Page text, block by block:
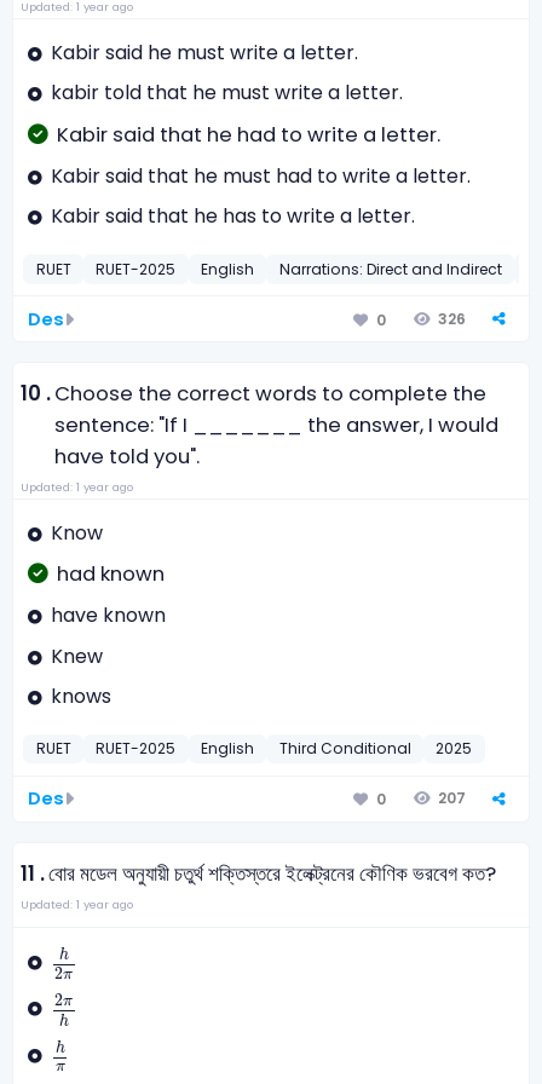
Updated: 1 year ago
Kabir said he must write a letter.
kabir told that he must write a letter.
Kabir said that he had to write a letter.
Kabir said that he must had to write a letter.
Kabir said that he has to write a letter.
RUET RUET-2025 English Narrations: Direct and Indirect
Des 0 326
10 .Choose the correct words to complete the
sentence: "If I _______ the answer, I would
have told you".
Updated: 1 year ago
Know
had known
have known
Knew
knows
RUET RUET-2025 English Third Conditional 2025
Des 0 207
11 .বোর মডেল অনুযায়ী চতুর্থ শক্তিস্তরে ইলেক্ট্রনের কৌণিক ভরবেগ কত?
Updated: 1 year ago
h
2π
h2
2π
h
2π
h
π
h